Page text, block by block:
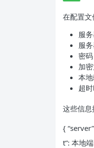
在配置文
服
服
密
加
本
超
这些信息
{
t”: 本地